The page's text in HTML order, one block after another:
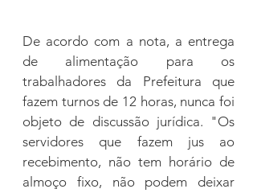
De acordo com a nota, a entrega
de alimentação para os
trabalhadores da Prefeitura que
fazem turnos de 12 horas, nunca foi
objeto de discussão jurídica. "Os
servidores que fazem jus ao
recebimento, não tem horário de
almoço fixo, não podem deixar